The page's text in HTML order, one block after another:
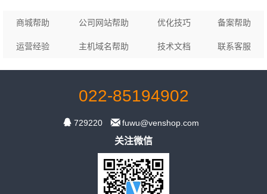
商城帮助 公司网站帮助 优化技巧 备案帮助
运营经验 主机域名帮助 技术文档 联系客服
022-85194902
 729220  fuwu@venshop.com
关注微信